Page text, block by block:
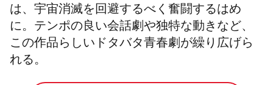
は、宇宙消滅を回避するべく奮闘するはめ
に。テンポの良い会話劇や独特な動きなど、
この作品らしいドタバタ青春劇が繰り広げら
れる。